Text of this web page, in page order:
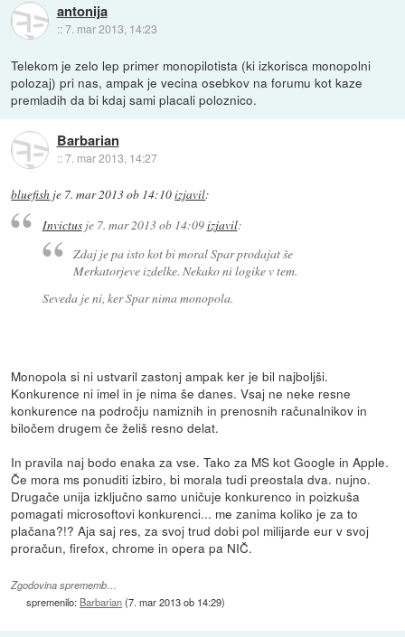
antonija
::7. mar 2013, 14:23
Telekom je zelo lep primer monopilotista (ki izkorisca monopolni
polozaj) pri nas, ampak je vecina osebkov na forumu kot kaze
premladih da bi kdaj sami placali poloznico.
Barbarian
::7. mar 2013, 14:27
bluefish je 7. mar 2013 ob 14:10izjavil:
Invictusje 7. mar 2013 ob 14:09izjavil:
Zdaj je pa isto kot bi moral Spar prodajat še
Merkatorjeve izdelke. Nekako ni logike v tem.
Seveda je ni, ker Spar nima monopola.
Monopola si ni ustvaril zastonj ampak ker je bil najboljši.
Konkurence ni imel in je nima še danes. Vsaj ne neke resne
konkurence na področju namiznih in prenosnih računalnikov in
biločem drugem če želiš resno delat.
In pravila naj bodo enaka za vse. Tako za MS kot Google in Apple.
Če mora ms ponuditi izbiro, bi morala tudi preostala dva. nujno.
Drugače unija izključno samo uničuje konkurenco in poizkuša
pomagati microsoftovi konkurenci... me zanima koliko je za to
plačana?!? Aja saj res, za svoj trud dobi pol milijarde eur v svoj
proračun, firefox, chrome in opera pa NIČ.
Zgodovina sprememb…
spremenilo: Barbarian(7. mar 2013 ob 14:29)